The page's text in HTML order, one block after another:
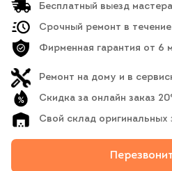
Бесплатный выезд
Срочный ремонт в
Фирменная гарантия от 6
Ремонт на дому и в
Скидка за онлайн заказ
Свой склад оригинальных